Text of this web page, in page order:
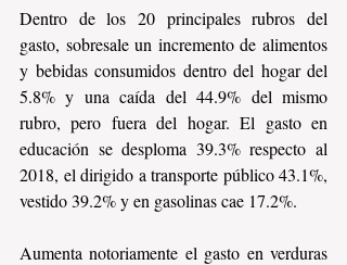
Dentro de los 20 principales rubros del
gasto, sobresale un incremento de alimentos
y bebidas consumidos dentro del hogar del
5.8% y una caída del 44.9% del mismo
rubro, pero fuera del hogar. El gasto en
educación se desploma 39.3% respecto al
2018, el dirigido a transporte público 43.1%,
vestido 39.2% y en gasolinas cae 17.2%.
Aumenta notoriamente el gasto en verduras